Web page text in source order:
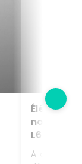
Élément
noir/noir
À associer